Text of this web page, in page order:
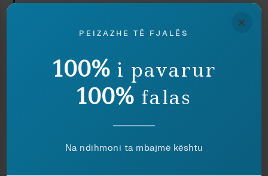
e bukur të fjalës e të mendimit homerik
në gjuhën tonë.
Plot 69 vjet përpara, në vitin 1896, Naim
Frashëri përktheu dhe botoi këngën e
parë të «Iliadës». Mëndja e tij, e ndritur
tonë me diturinë klasike.
×
PEIZAZHE TË FJALËS
100% i pavarur
100% falas
Na ndihmoni ta mbajmë kështu